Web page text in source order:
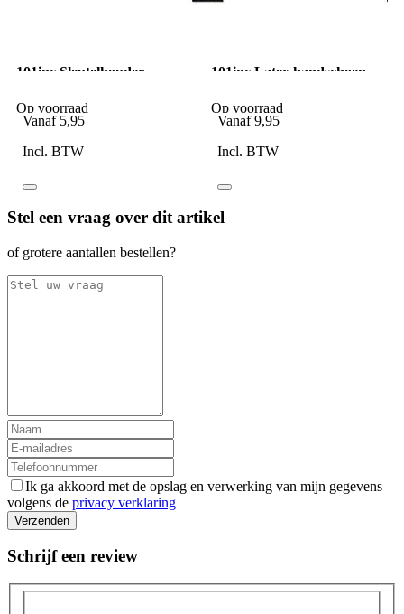
101inc Sleutelhouder
Op voorraad
Vanaf 5,95
Incl. BTW
101inc Latex handschoen
Op voorraad
Vanaf 9,95
Incl. BTW
Stel een vraag over dit artikel
of grotere aantallen bestellen?
Ik ga akkoord met de opslag en verwerking van mijn gegevens
volgens de privacy verklaring
Verzenden
Schrijf een review